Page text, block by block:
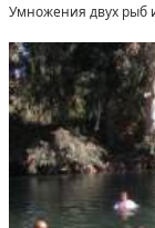
Умножения двух рыб